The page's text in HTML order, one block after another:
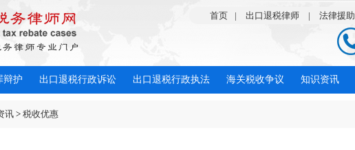
首页 | 出口退税律师 | 法律援助
辩护 出口退税行政诉讼 出口退税行政执法 海关税收争议 知识资讯
讯 > 税收优惠